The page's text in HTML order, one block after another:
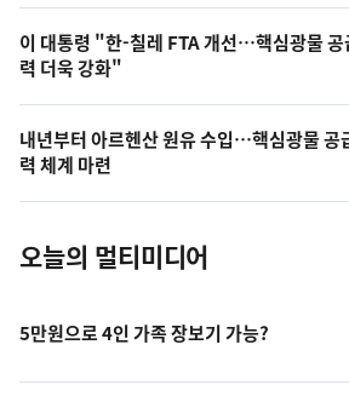
오
늘
의
사
진
이 대통령 "한-칠레 FTA 개선…핵심광물 공
력 더욱 강화"
내년부터 아르헨산 원유 수입…핵심광물 공
력 체계 마련
오늘의 멀티미디어
5만원으로 4인 가족 장보기 가능?